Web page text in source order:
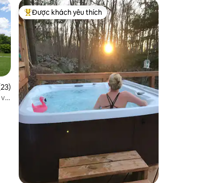
trung bình 4,91/5, 23 đánh giá
Được khách yêu thích nhất
Được khách yêu thích